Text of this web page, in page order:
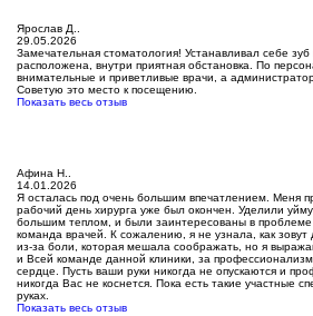
Ярослав Д..
29.05.2026
Замечательная стоматология! Устанавливал себе
расположена, внутри приятная обстановка. По
внимательные и приветливые врачи, а
Советую это место к посещению.
Показать весь отзыв
Афина Н..
14.01.2026
Я осталась под очень большим впечатлением. Меня
рабочий день хирурга уже был окончен. Уделили
большим теплом, и были заинтересованы в проблеме
команда врачей. К сожалению, я не узнала, как зовут
из-за боли, которая мешала соображать, но я
и Всей команде данной клиники, за
сердце. Пусть ваши руки никогда не опускаются и
никогда Вас не коснется. Пока есть такие участные
руках.
Показать весь отзыв